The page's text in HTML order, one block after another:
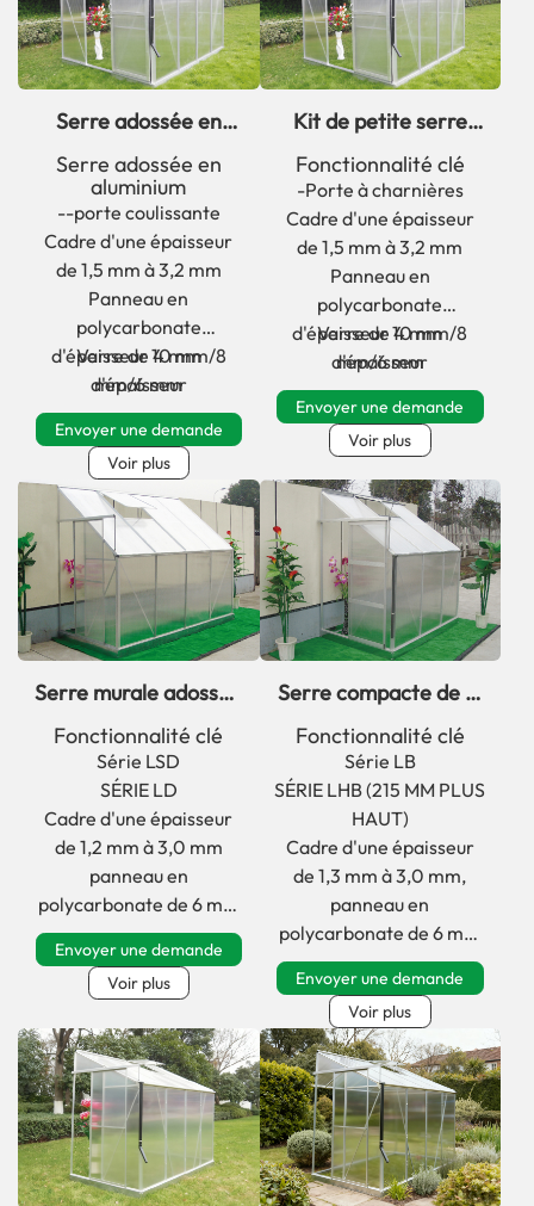
Serre adossée en
aluminium série GLA
avec vitrage
Serre adossée en
aluminium
--porte coulissante
Cadre d'une épaisseur
de 1,5 mm à 3,2 mm
Panneau en
polycarbonate
d'épaisseur 10 mm/8
mm/6 mm
Verre de 4 mm
d'épaisseur
Envoyer une demande
Voir plus
Kit de petite serre
GLB Series avec
fenêtre pour terrasse
Fonctionnalité clé
-Porte à charnières
Cadre d'une épaisseur
de 1,5 mm à 3,2 mm
Panneau en
polycarbonate
d'épaisseur 10 mm/8
mm/6 mm
Verre de 4 mm
d'épaisseur
Envoyer une demande
Voir plus
Serre murale adossée
en verre de petite
taille série LSD
Fonctionnalité clé
Série LSD
SÉRIE LD
Cadre d'une épaisseur
de 1,2 mm à 3,0 mm
panneau en
polycarbonate de 6 mm
d'épaisseur
Envoyer une demande
Voir plus
Serre compacte de la
série LB contre un
mur pour les petits
espaces extérieurs
Fonctionnalité clé
Série LB
SÉRIE LHB (215 MM PLUS
HAUT)
Cadre d'une épaisseur
de 1,3 mm à 3,0 mm,
panneau en
polycarbonate de 6 mm
d'épaisseur
Envoyer une demande
Voir plus